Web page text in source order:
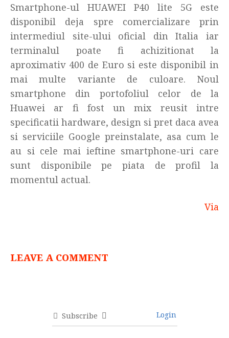
Smartphone-ul HUAWEI P40 lite 5G este
disponibil deja spre comercializare prin
intermediul site-ului oficial din Italia iar
terminalul poate fi achizitionat la
aproximativ 400 de Euro si este disponibil in
mai multe variante de culoare. Noul
smartphone din portofoliul celor de la
Huawei ar fi fost un mix reusit intre
specificatii hardware, design si pret daca avea
si serviciile Google preinstalate, asa cum le
au si cele mai ieftine smartphone-uri care
sunt disponibile pe piata de profil la
momentul actual.
Via
LEAVE A COMMENT
Subscribe Login